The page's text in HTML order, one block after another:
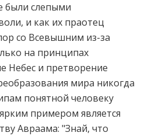
были слепыми
и как их праотец
со Всевышним из-за
на принципах
Небес и претворение
мира никогда
понятной человеку
примером является
Авраама: "Знай, что